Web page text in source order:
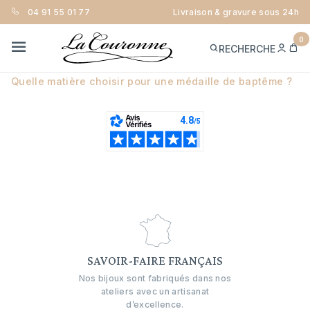
04 91 55 01 77 Livraison & gravure sous 24h
RECHERCHE
ME
0
TOUT SAVOIR SUR L’OR
Différence entre le 9 et le 18 carats
Quelle matière choisir pour une médaille de baptême ?
SAVOIR-FAIRE FRANÇAIS
Nos bijoux sont fabriqués dans nos
ateliers avec un artisanat
d’excellence.